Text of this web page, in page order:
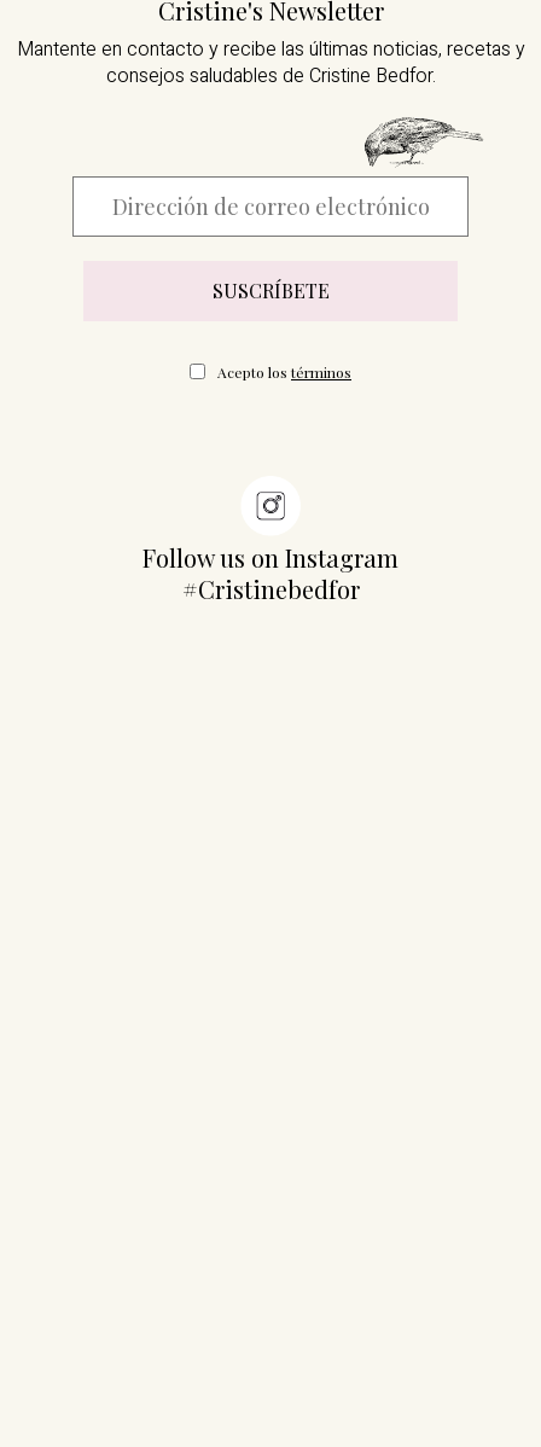
Cristine's Newsletter
Mantente en contacto y recibe las últimas noticias, recetas y
consejos saludables de Cristine Bedfor.
Acepto los términos
Follow us on Instagram
#Cristinebedfor